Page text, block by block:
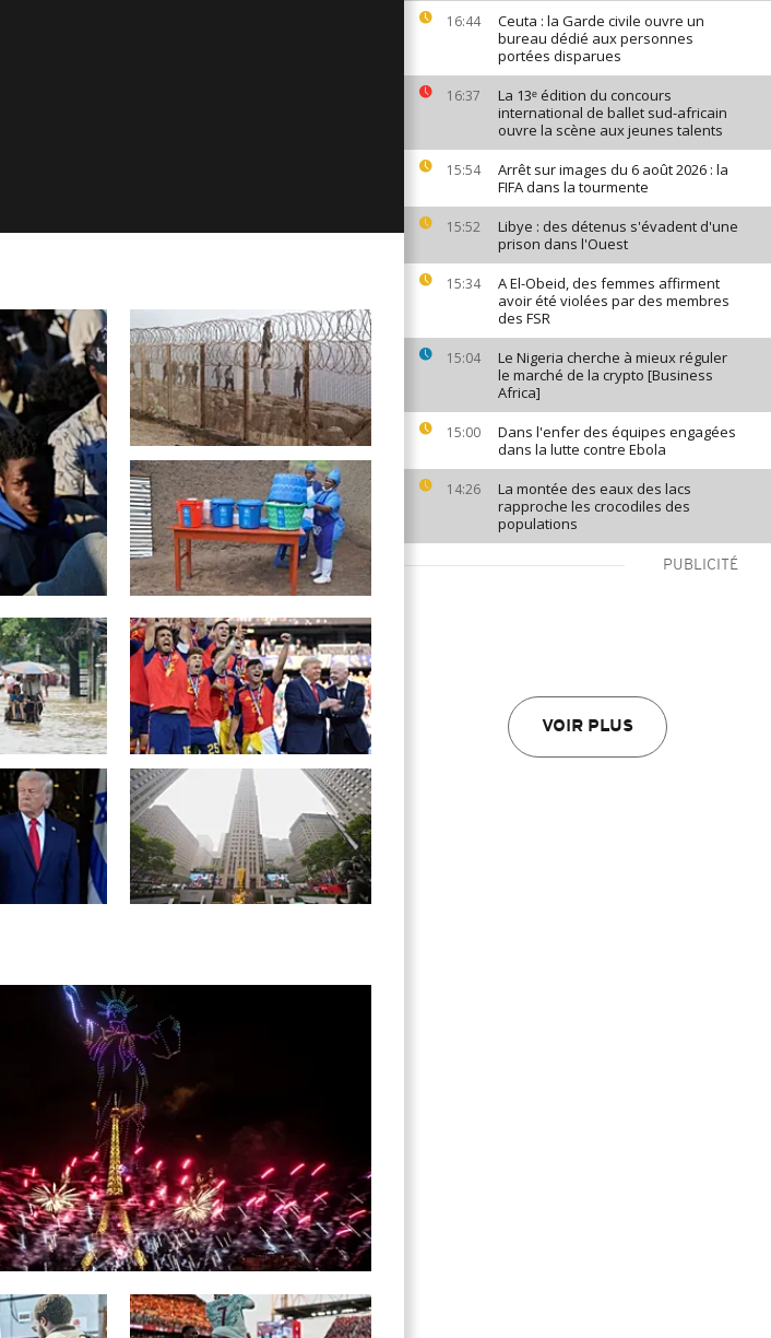
16:44
Ceuta : la Garde civile ouvre un
bureau dédié aux personnes
portées disparues
16:37
La 13ᵉ édition du concours
international de ballet sud-africain
ouvre la scène aux jeunes talents
15:54
Arrêt sur images du 6 août 2026 : la
FIFA dans la tourmente
15:52
Libye : des détenus s'évadent d'une
prison dans l'Ouest
15:34
A El-Obeid, des femmes affirment
avoir été violées par des membres
des FSR
15:04
Le Nigeria cherche à mieux réguler
le marché de la crypto [Business
Africa]
15:00
Dans l'enfer des équipes engagées
dans la lutte contre Ebola
14:26
La montée des eaux des lacs
rapproche les crocodiles des
populations
PUBLICITÉ
VOIR PLUS